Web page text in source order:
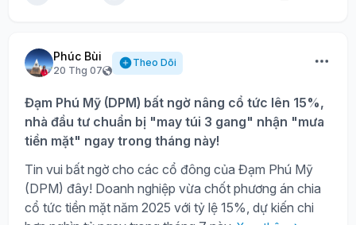
Phúc Bùi
20 Thg 07
Theo Dõi
Đạm Phú Mỹ (DPM) bất ngờ nâng cổ tức lên 15%,
nhà đầu tư chuẩn bị "may túi 3 gang" nhận "mưa
tiền mặt" ngay trong tháng này!
Tin vui bất ngờ cho các cổ đông của Đạm Phú Mỹ
(DPM) đây! Doanh nghiệp vừa chốt phương án chia
cổ tức tiền mặt năm 2025 với tỷ lệ 15%, dự kiến chi